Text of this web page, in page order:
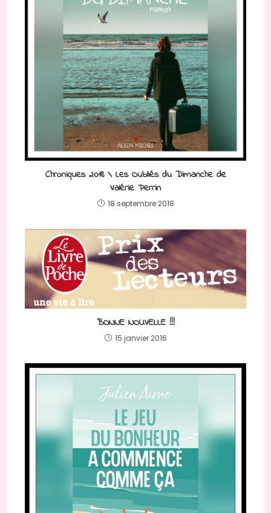
Chroniques 2018 \ Les Oubliés du Dimanche de
Valérie Perrin
18 septembre 2018
BONNE NOUVELLE !!!
15 janvier 2016